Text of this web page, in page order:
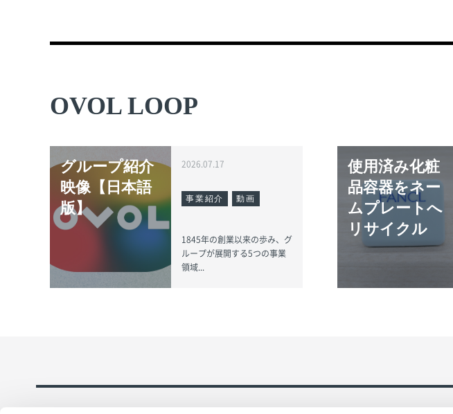
OVOL LOOP
グループ紹介
映像【日本語
版】
2026.07.17
事業紹介 動画
1845年の創業以来の歩み、グ
ループが展開する5つの事業
領域...
使用済み化粧
品容器をネー
ムプレートへ
リサイクル